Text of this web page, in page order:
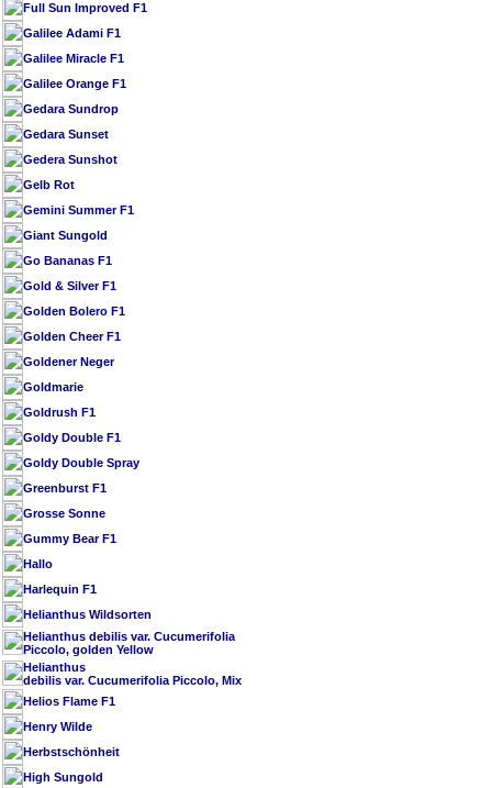
Full Sun Improved F1
Galilee Adami F1
Galilee Miracle F1
Galilee Orange F1
Gedara Sundrop
Gedara Sunset
Gedera Sunshot
Gelb Rot
Gemini Summer F1
Giant Sungold
Go Bananas F1
Gold & Silver F1
Golden Bolero F1
Golden Cheer F1
Goldener Neger
Goldmarie
Goldrush F1
Goldy Double F1
Goldy Double Spray
Greenburst F1
Grosse Sonne
Gummy Bear F1
Hallo
Harlequin F1
Helianthus Wildsorten
Helianthus debilis var. Cucumerifolia
Piccolo, golden Yellow
Helianthus
debilis var. Cucumerifolia Piccolo, Mix
Helios Flame F1
Henry Wilde
Herbstschönheit
High Sungold